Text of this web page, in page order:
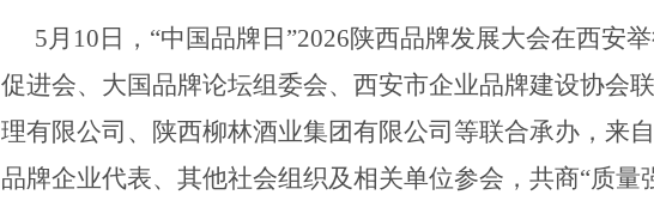
5月10日，“中国品牌日”2026陕西品牌发展大会在西安
促进会、大国品牌论坛组委会、西安市企业品牌建设协会
理有限公司、陕西柳林酒业集团有限公司等联合承办，来
品牌企业代表、其他社会组织及相关单位参会，共商“质量